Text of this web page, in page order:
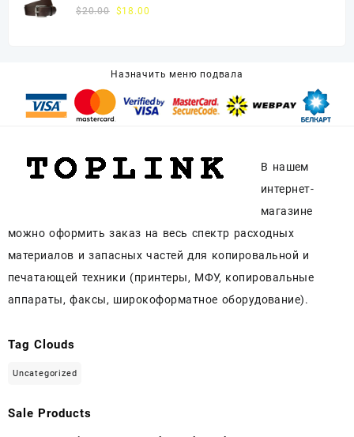
$20.00 $18.00
Назначить меню подвала
В нашем
интернет-
магазине
можно оформить заказ на весь спектр расходных
материалов и запасных частей для копировальной и
печатающей техники (принтеры, МФУ, копировальные
аппараты, факсы, широкоформатное оборудование).
Tag Clouds
Uncategorized
Sale Products